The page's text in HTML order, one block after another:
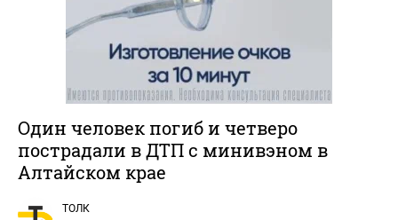
Один человек погиб и четверо
пострадали в ДТП с минивэном в
Алтайском крае
ТОЛК